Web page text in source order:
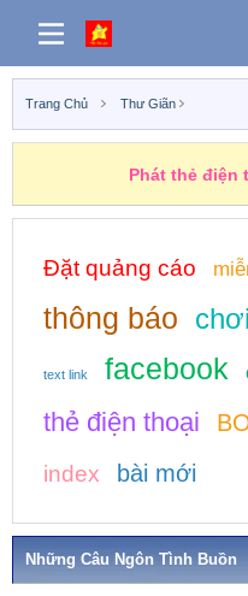
Trang Chủ Thư Giãn
Phát thẻ điện
Đặt quảng cáo
thông báo
text link facebook
thẻ điện thoại
index bài mới
Những Câu Ngôn Tình Buồn